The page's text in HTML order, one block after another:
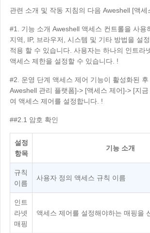
체인 리테일
繁體中文 繁體中文
中國台灣
繁體中文
日本
日本語
한국
한국어
Malaysia
English
ประเทศไทย
ไทย
دولة الإمارات العربية المتحدة
English
Philippines
English
Indonesia
English
Узбекистан
Русский
관련 소개 및 작동 지침의 다음 Aweshell [액세
#1. 기능 소개 Aweshell 액세스 컨트롤을 사용
지역, IP, 브라우저, 시스템 및 기타 방법을 설
적용 할 수 있습니다. 사용자는 하나의 인트라
액세스 제한을 설정할 수 있습니다. !
#2. 운영 단계 액세스 제어 기능이 활성화된
Aweshell 관리 플랫폼]-> [액세스 제어]-> [지
여 액세스 제어를 설정합니다. !
##2.1 암호 확인
설정
항목
기능 소개
규칙
이름
사용자 정의 액세스 규칙 이름
인트
라넷
매핑
액세스 제어를 설정해야하는 매핑을